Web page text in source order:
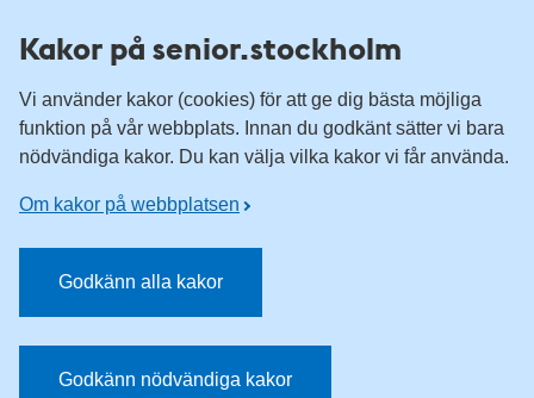
Kakor på senior.stockholm
Vi använder kakor (cookies) för att ge dig bästa möjliga
funktion på vår webbplats. Innan du godkänt sätter vi bara
nödvändiga kakor. Du kan välja vilka kakor vi får använda.
Om kakor på webbplatsen
Godkänn alla kakor
Godkänn nödvändiga kakor